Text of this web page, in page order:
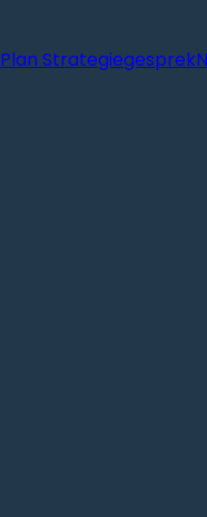
Plan Strategiegesprek